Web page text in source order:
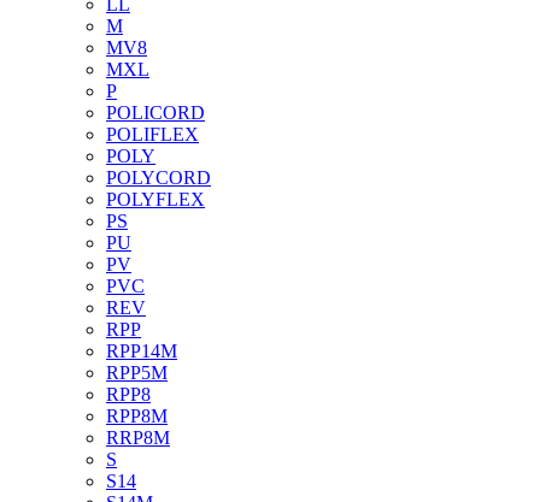
LL
M
MV8
MXL
P
POLICORD
POLIFLEX
POLY
POLYCORD
POLYFLEX
PS
PU
PV
PVC
REV
RPP
RPP14M
RPP5M
RPP8
RPP8M
RRP8M
S
S14